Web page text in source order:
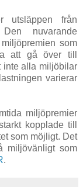
utsläppen från
nuvarande
som
att gå över till
inte alla miljöbilar
varierar
miljöpremier
kopplade till
som möjligt. Det
miljövänligt som
.